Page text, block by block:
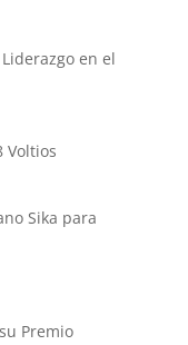
en el
Voltios
Sika para
Premio